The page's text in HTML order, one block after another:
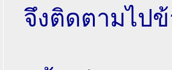
จึงติดตามไป